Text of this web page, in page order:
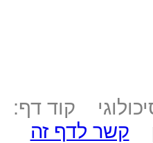
קוד דף:
קשר לדף זה